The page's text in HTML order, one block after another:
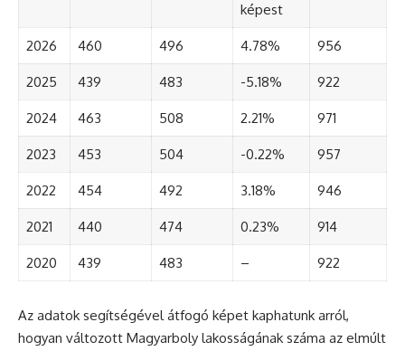
képest
2026 460 496 4.78% 956
2025 439 483 -5.18% 922
2024 463 508 2.21% 971
2023 453 504 -0.22% 957
2022 454 492 3.18% 946
2021 440 474 0.23% 914
2020 439 483 – 922
Az adatok segítségével átfogó képet kaphatunk arról,
hogyan változott Magyarboly lakosságának száma az elmúlt